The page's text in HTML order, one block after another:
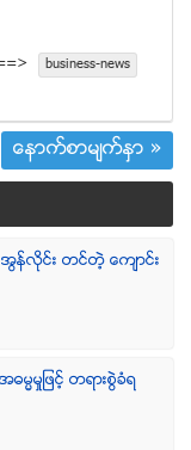
business-news
ေနာက္စာမ်က္ႏွာ »
ြန္လိုင္း တင္တဲ့ ေက်ာင္း
ၼမႈျဖင့္ တရားစြဲခံရ